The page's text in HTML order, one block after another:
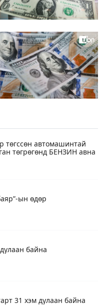
төгссөн автомашинтай
төгрөгөнд БЕНЗИН авна
ын өдөр
байна
31 хэм дулаан байна